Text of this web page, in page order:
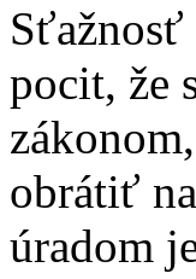
Sťažnosť
pocit, že
obrátiť
úradom